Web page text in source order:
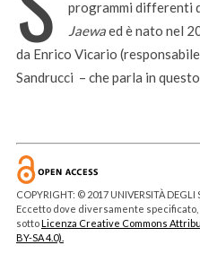
programmi differenti
Jaewaed è nato nel
da Enrico Vicario
Sandrucci – che parla in
COPYRIGHT: © 2017 UNIVERSITÀ DEGLI
Eccetto dove diversamente
sottoLicenza Creative Commons
BY-SA 4.0).